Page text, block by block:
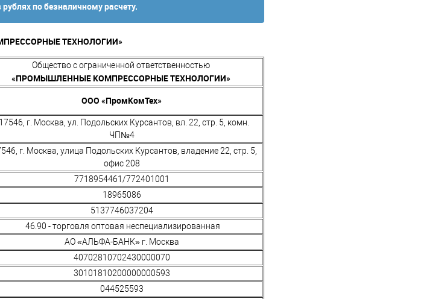
по безналичному расчету.
ТЕХНОЛОГИИ»
Общество с ограниченной ответственностью
«ПРОМЫШЛЕННЫЕ КОМПРЕССОРНЫЕ ТЕХНОЛОГИИ»
ООО «ПромКомТех»
г. Москва, ул. Подольских Курсантов, вл. 22, стр. 5, комн.
ЧП№4
г. Москва, улица Подольских Курсантов, владение 22, стр. 5,
офис 208
7718954461/772401001
18965086
5137746037204
46.90 - торговля оптовая неспециализированная
АО «АЛЬФА-БАНК» г. Москва
40702810702430000070
30101810200000000593
044525593